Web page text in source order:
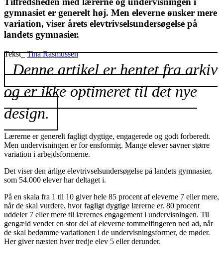
gymnasiet er generelt høj. Men eleverne ønsker mere
variation, viser årets elevtrivselsundersøgelse på
landets gymnasier.
Tekst_Tina Rasmussen
Denne artikel er hentet fra arkiv
og er ikke optimeret til det nye
design.
Lærerne er generelt fagligt dygtige, engagerede og godt forberedt.
Men undervisningen er for ensformig. Mange elever savner større
variation i arbejdsformerne.
Det viser den årlige elevtrivselsundersøgelse på landets gymnasier,
som 54.000 elever har deltaget i.
På en skala fra 1 til 10 giver hele 85 procent af eleverne 7 eller mere,
når de skal vurdere, hvor fagligt dygtige lærerne er. 80 procent
uddeler 7 eller mere til lærernes engagement i undervisningen. Til
gengæld vender en stor del af eleverne tommelfingeren ned ad, når
de skal bedømme variationen i de undervisningsformer, de møder.
Her giver næsten hver tredje elev 5 eller derunder.